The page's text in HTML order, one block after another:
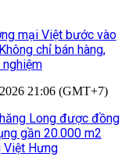
mại Việt bước vào
chỉ bán hàng,
21:06 (GMT+7)
Long được đồng
gần 20.000 m2
Hưng